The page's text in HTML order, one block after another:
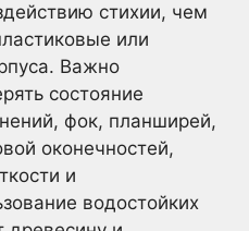
стихии, чем
или
Важно
состояние
фок, планширей,
оконечностей,
и
водостойких